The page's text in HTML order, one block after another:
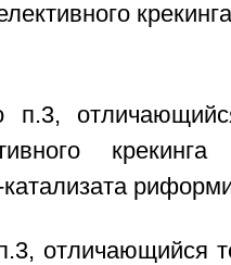
п.3,
катализата
отличающийся